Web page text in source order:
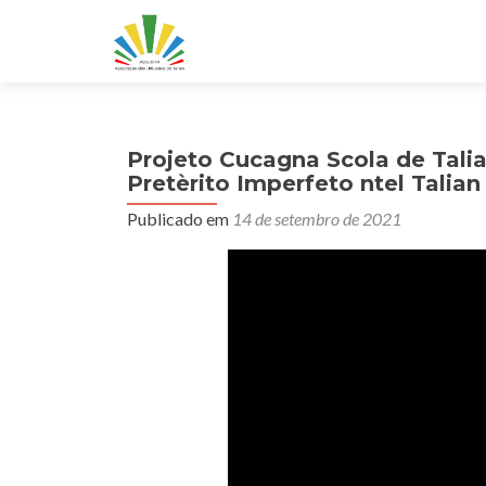
Projeto Cucagna Scola de
Pretèrito Imperfeto ntel Talian
Publicado em 14 de setembro de 2021